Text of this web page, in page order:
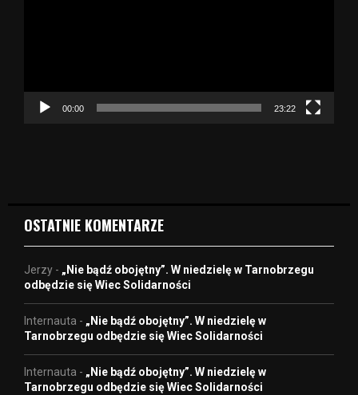
c
00:00 23:22
OSTATNIE KOMENTARZE
Jerzy - „Nie bądź obojętny”. W niedzielę w Tarnobrzegu
odbędzie się Wiec Solidarności
Internauta - „Nie bądź obojętny”. W niedzielę w
Tarnobrzegu odbędzie się Wiec Solidarności
Internauta - „Nie bądź obojętny”. W niedzielę w
Tarnobrzegu odbędzie się Wiec Solidarności